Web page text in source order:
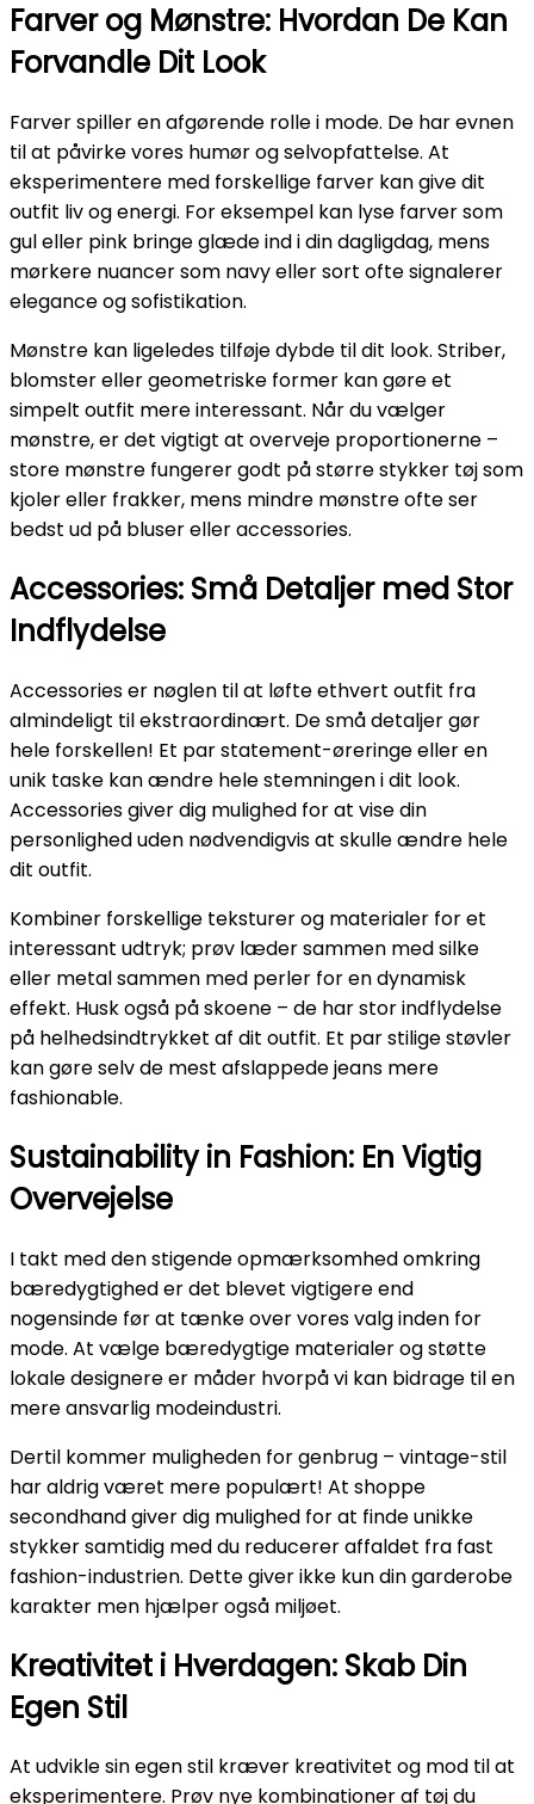
Farver og Mønstre: Hvordan De Kan
Forvandle Dit Look
Farver spiller en afgørende rolle i mode. De har evnen
til at påvirke vores humør og selvopfattelse. At
eksperimentere med forskellige farver kan give dit
outfit liv og energi. For eksempel kan lyse farver som
gul eller pink bringe glæde ind i din dagligdag, mens
mørkere nuancer som navy eller sort ofte signalerer
elegance og sofistikation.
Mønstre kan ligeledes tilføje dybde til dit look. Striber,
blomster eller geometriske former kan gøre et
simpelt outfit mere interessant. Når du vælger
mønstre, er det vigtigt at overveje proportionerne –
store mønstre fungerer godt på større stykker tøj som
kjoler eller frakker, mens mindre mønstre ofte ser
bedst ud på bluser eller accessories.
Accessories: Små Detaljer med Stor
Indflydelse
Accessories er nøglen til at løfte ethvert outfit fra
almindeligt til ekstraordinært. De små detaljer gør
hele forskellen! Et par statement-øreringe eller en
unik taske kan ændre hele stemningen i dit look.
Accessories giver dig mulighed for at vise din
personlighed uden nødvendigvis at skulle ændre hele
dit outfit.
Kombiner forskellige teksturer og materialer for et
interessant udtryk; prøv læder sammen med silke
eller metal sammen med perler for en dynamisk
effekt. Husk også på skoene – de har stor indflydelse
på helhedsindtrykket af dit outfit. Et par stilige støvler
kan gøre selv de mest afslappede jeans mere
fashionable.
Sustainability in Fashion: En Vigtig
Overvejelse
I takt med den stigende opmærksomhed omkring
bæredygtighed er det blevet vigtigere end
nogensinde før at tænke over vores valg inden for
mode. At vælge bæredygtige materialer og støtte
lokale designere er måder hvorpå vi kan bidrage til en
mere ansvarlig modeindustri.
Dertil kommer muligheden for genbrug – vintage-stil
har aldrig været mere populært! At shoppe
secondhand giver dig mulighed for at finde unikke
stykker samtidig med du reducerer affaldet fra fast
fashion-industrien. Dette giver ikke kun din garderobe
karakter men hjælper også miljøet.
Kreativitet i Hverdagen: Skab Din
Egen Stil
At udvikle sin egen stil kræver kreativitet og mod til at
eksperimentere. Prøv nye kombinationer af tøj du